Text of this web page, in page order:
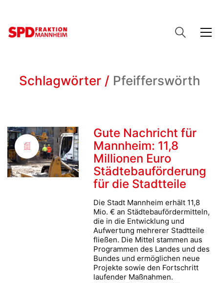
Schlagwörter / Pfeifferswörth
Gute Nachricht für
Mannheim: 11,8
Millionen Euro
Städtebauförderung
für die Stadtteile
Die Stadt Mannheim erhält 11,8
Mio. € an Städtebaufördermitteln,
die in die Entwicklung und
Aufwertung mehrerer Stadtteile
fließen. Die Mittel stammen aus
Programmen des Landes und des
Bundes und ermöglichen neue
Projekte sowie den Fortschritt
laufender Maßnahmen.